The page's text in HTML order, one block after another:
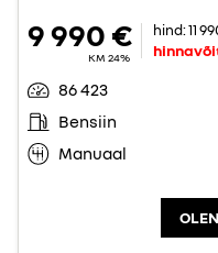
9 990 €
KM 24%
hind:11
86 423
Bensiin
Manuaal